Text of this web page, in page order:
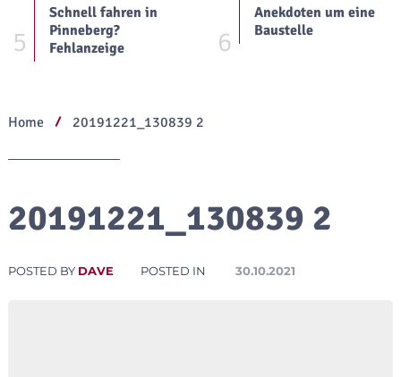
5
Schnell fahren in
Pinneberg?
Fehlanzeige
6
Anekdoten um eine
Baustelle
Home 20191221_130839 2
20191221_130839 2
POSTED BY DAVE POSTED IN 30.10.2021